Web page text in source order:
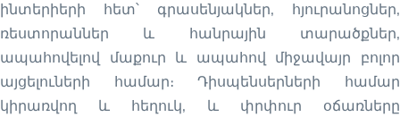
ինտերիերի հետ՝ գրասենյակներ, հյուրանոցներ,
ռեստորաններ և հանրային տարածքներ,
ապահովելով մաքուր և ապահով միջավայր բոլոր
այցելուների համար։ Դիսպենսերների համար
կիրառվող և հեղուկ, և փրփուր օճառները